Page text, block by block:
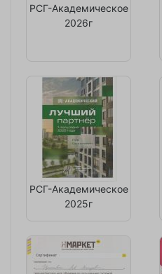
РСГ-Академическое
2026г
РСГ-Академическое
2025г